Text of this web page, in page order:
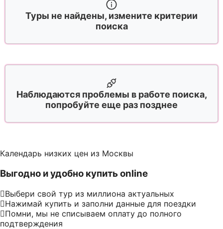
Туры не найдены, измените критерии
поиска
Наблюдаются проблемы в работе поиска,
попробуйте еще раз позднее
Календарь низких цен из Москвы
Выгодно и удобно купить online
Выбери свой тур из миллиона актуальных
Нажимай купить и заполни данные для поездки
Помни, мы не списываем оплату до полного
подтверждения